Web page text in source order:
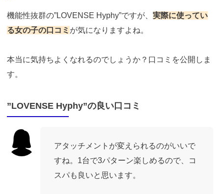
機能性抜群の”LOVENSE Hyphy”ですが、 実際に使ってい
る女の子の口コミ が気になりますよね。
本当に気持ちよくなれるのでしょうか？口コミを公開しま
す。
”LOVENSE Hyphy”の良い口コミ
アタッチメントが変えられるのがいいで
すね。1台で3パターン楽しめるので、コ
スパも良いと思います。